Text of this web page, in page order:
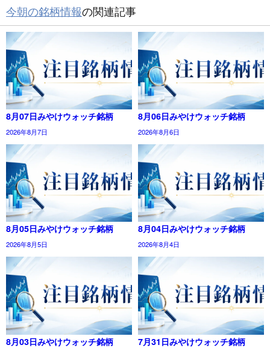
今朝の銘柄情報の関連記事
8月07日みやけウォッチ銘柄
2026年8月7日
8月06日みやけウォッチ銘柄
2026年8月6日
8月05日みやけウォッチ銘柄
2026年8月5日
8月04日みやけウォッチ銘柄
2026年8月4日
8月03日みやけウォッチ銘柄 7月31日みやけウォッチ銘柄